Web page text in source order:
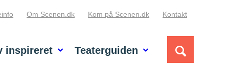
Om Scenen.dk Kom på Scenen.dk Kontakt
inspireret Teaterguiden